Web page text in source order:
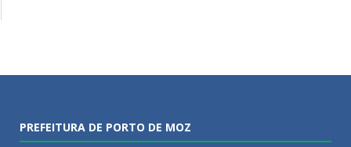
PREFEITURA DE PORTO DE MOZ